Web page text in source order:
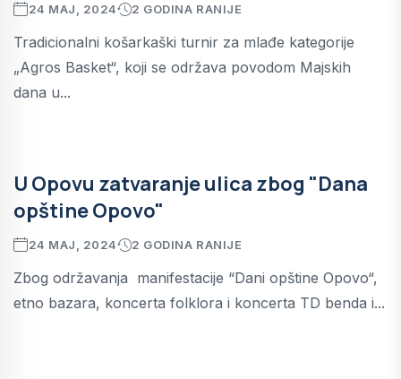
24 MAJ, 2024 2 GODINA RANIJE
Tradicionalni košarkaški turnir za mlađe kategorije
„Agros Basket“, koji se održava povodom Majskih
dana u...
U Opovu zatvaranje ulica zbog "Dana
opštine Opovo"
24 MAJ, 2024 2 GODINA RANIJE
Zbog održavanja manifestacije “Dani opštine Opovo“,
etno bazara, koncerta folklora i koncerta TD benda i...